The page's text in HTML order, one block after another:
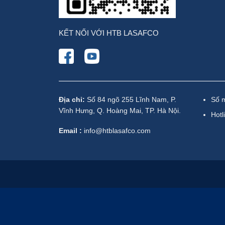
KẾT NỐI VỚI HTB LASAFCO
Địa chỉ: Số 84 ngõ 255 Lĩnh Nam, P.
Vĩnh Hưng, Q. Hoàng Mai, TP. Hà Nội.
Email : info@htblasafco.com
Số